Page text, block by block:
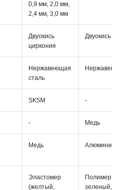
0,9 мм, 2,0 мм,
2,4 мм, 3,0 мм
Двуокись
циркония
Двуокись
Нержавеющая
сталь
SK5M -
- Медь
Медь Алюминий
Эластомер
(желтый,
Полимер
зеленый,